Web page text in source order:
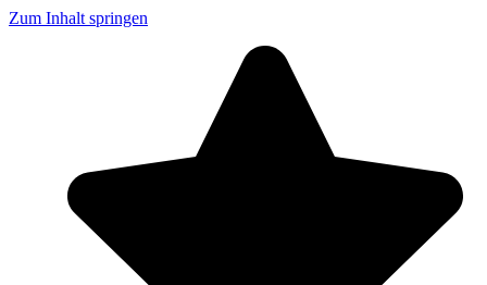
Zum Inhalt springen